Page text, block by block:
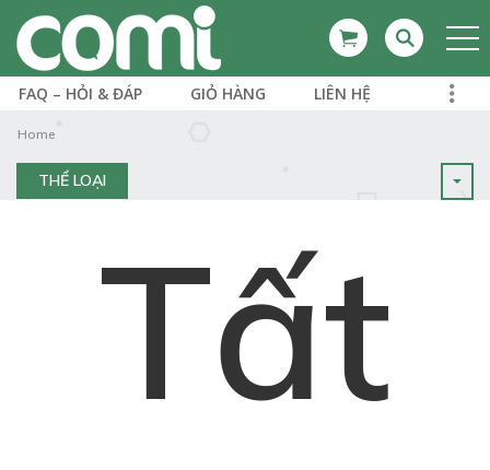
FAQ – HỎI & ĐÁP GIỎ HÀNG LIÊN HỆ
Home
THỂ LOẠI
Tất